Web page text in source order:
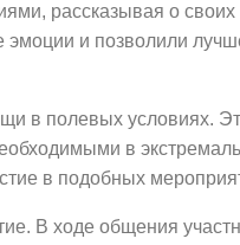
рассказывая о своих
и позволили
в полевых условиях.
в
в подобных
В ходе общения